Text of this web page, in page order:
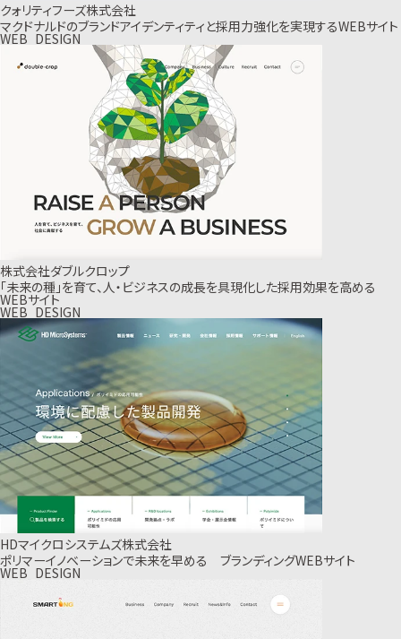
クォリティフーズ株式会社
マクドナルドのブランドアイデンティティと採用力強化を実現するWEBサイト
WEB_DESIGN
株式会社ダブルクロップ
「未来の種」を育て、人・ビジネスの成長を具現化した採用効果を高める
WEBサイト
WEB_DESIGN
HDマイクロシステムズ株式会社
ポリマーイノベーションで未来を早める ブランディングWEBサイト
WEB_DESIGN